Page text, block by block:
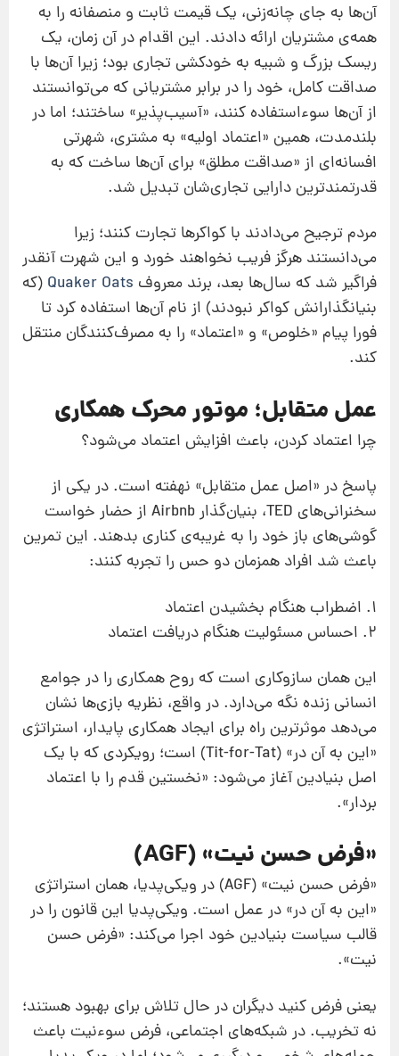
آن‌ها به جای چانه‌زنی، یک قیمت ثابت و منصفانه را به
همه‌ی مشتریان ارائه دادند. این اقدام در آن زمان، یک
ریسک بزرگ و شبیه به خودکشی تجاری بود؛ زیرا آن‌ها با
صداقت کامل، خود را در برابر مشتریانی که می‌توانستند
از آن‌ها سوءاستفاده کنند، «آسیب‌پذیر» ساختند؛ اما در
بلندمدت، همین «اعتماد اولیه» به مشتری، شهرتی
افسانه‌ای از «صداقت مطلق» برای آن‌ها ساخت که به
قدرتمندترین دارایی تجاری‌شان تبدیل شد.
مردم ترجیح می‌دادند با کواکرها تجارت کنند؛ زیرا
می‌دانستند هرگز فریب نخواهند خورد و این شهرت آنقدر
فراگیر شد که سال‌ها بعد، برند معروف Quaker Oats (که
بنیانگذارانش کواکر نبودند) از نام آن‌ها استفاده کرد تا
فورا پیام «خلوص» و «اعتماد» را به مصرف‌کنندگان منتقل
کند.
عمل متقابل؛ موتور محرک همکاری
چرا اعتماد کردن، باعث افزایش اعتماد می‌شود؟
پاسخ در «اصل عمل متقابل» نهفته است. در یکی از
سخنرانی‌های TED، بنیان‌گذار Airbnb از حضار خواست
گوشی‌های باز خود را به غریبه‌ی کناری بدهند. این تمرین
باعث شد افراد همزمان دو حس را تجربه کنند:
1. اضطراب هنگام بخشیدن اعتماد
2. احساس مسئولیت هنگام دریافت اعتماد
این همان سازوکاری است که روح همکاری را در جوامع
انسانی زنده نگه می‌دارد. در واقع، نظریه بازی‌ها نشان
می‌دهد موثرترین راه برای ایجاد همکاری پایدار، استراتژی
«این به آن در» (Tit-for-Tat) است؛ رویکردی که با یک
اصل بنیادین آغاز می‌شود: «نخستین قدم را با اعتماد
بردار».
«فرض حسن نیت» (AGF)
«فرض حسن نیت» (AGF) در ویکی‌پدیا، همان استراتژی
«این به آن در» در عمل است. ویکی‌پدیا این قانون را در
قالب سیاست بنیادین خود اجرا می‌کند: «فرض حسن
نیت».
یعنی فرض کنید دیگران در حال تلاش برای بهبود هستند؛
نه تخریب. در شبکه‌های اجتماعی، فرض سوءنیت باعث